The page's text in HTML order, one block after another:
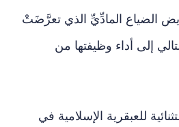
الضياع المادِّيِّ الذي تعرَّضَتْ
إلى أداء وظيفتها من
للعبقرية الإسلامية في